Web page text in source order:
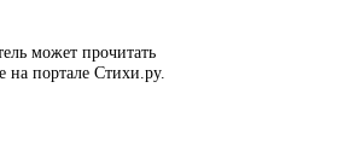
может прочитать
на портале Стихи.ру.